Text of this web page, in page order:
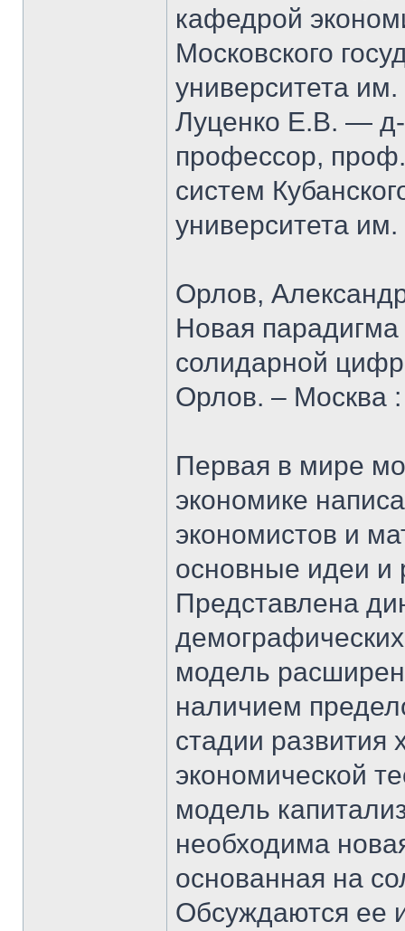
кафедрой
Московского
университета
Луценко Е.В. — д-
профессор,
систем
университета
Орлов,
Новая парадигма
солидарной
Орлов. – Москва
Первая в мире
экономике
экономистов и
основные идеи и
Представлена
модель
наличием
стадии развития
экономической
модель
необходима
основанная на
Обсуждаются ее